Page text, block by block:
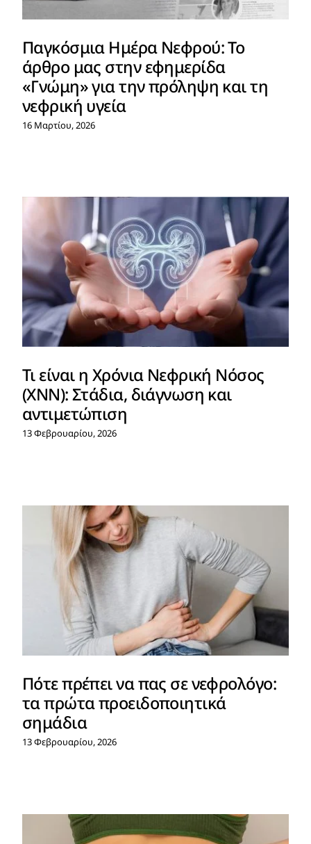
Παγκόσμια Ημέρα Νεφρού: Το
άρθρο μας στην εφημερίδα
«Γνώμη» για την πρόληψη και τη
νεφρική υγεία
16 Μαρτίου, 2026
Τι είναι η Χρόνια Νεφρική Νόσος
(ΧΝΝ): Στάδια, διάγνωση και
αντιμετώπιση
13 Φεβρουαρίου, 2026
Πότε πρέπει να πας σε νεφρολόγο:
τα πρώτα προειδοποιητικά
σημάδια
13 Φεβρουαρίου, 2026